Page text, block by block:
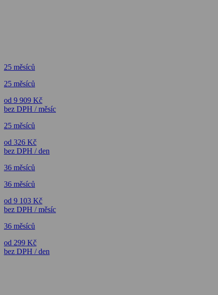
25 měsíců
25 měsíců
od 9 909 Kč
bez DPH / měsíc
25 měsíců
od 326 Kč
bez DPH / den
36 měsíců
36 měsíců
od 9 103 Kč
bez DPH / měsíc
36 měsíců
od 299 Kč
bez DPH / den